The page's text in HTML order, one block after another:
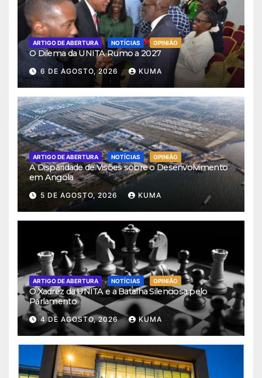
ARTIGO DE ABERTURA NOTÍCIAS OPINIÃO
O Dilema da UNITA Rumo a 2027
6 DE AGOSTO, 2026 KUMA
ARTIGO DE ABERTURA NOTÍCIAS OPINIÃO
A Disparidade de Visões sobre o Desenvolvimento
em Angola
5 DE AGOSTO, 2026 KUMA
ARTIGO DE ABERTURA NOTÍCIAS OPINIÃO
O Xadrez da UNITA e a Batalha Silenciosa pelo
Parlamento
4 DE AGOSTO, 2026 KUMA